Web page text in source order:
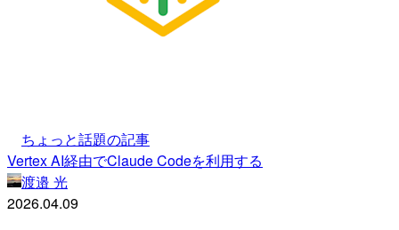
ちょっと話題の記事
Vertex AI経由でClaude Codeを利用する
渡邉 光
2026.04.09